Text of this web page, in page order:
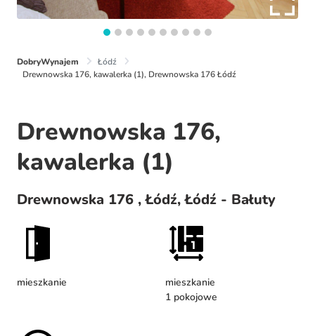
DobryWynajem
Łódź
Drewnowska 176, kawalerka (1), Drewnowska 176 Łódź
Drewnowska 176,
kawalerka (1)
Drewnowska 176 , Łódź, Łódź - Bałuty
mieszkanie
mieszkanie
1 pokojowe